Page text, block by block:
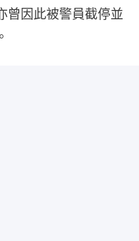
曾因此被警員截停並